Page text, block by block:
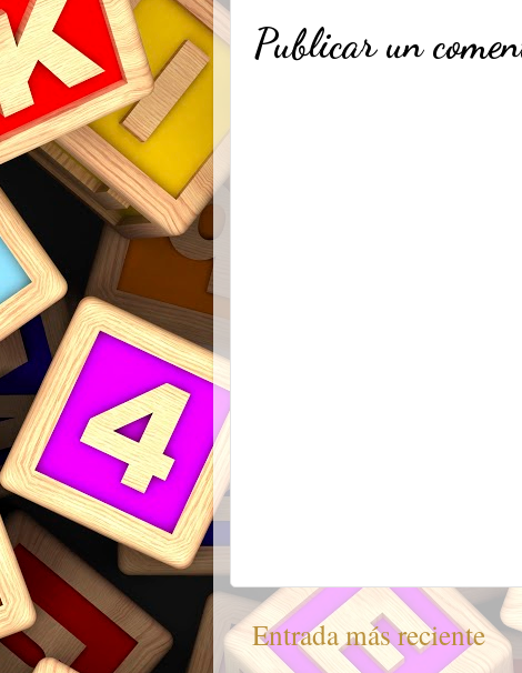
Publicar un
Entrada más reciente